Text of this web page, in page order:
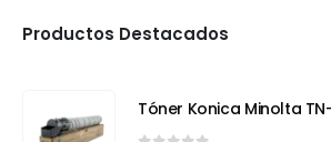
Productos Destacados